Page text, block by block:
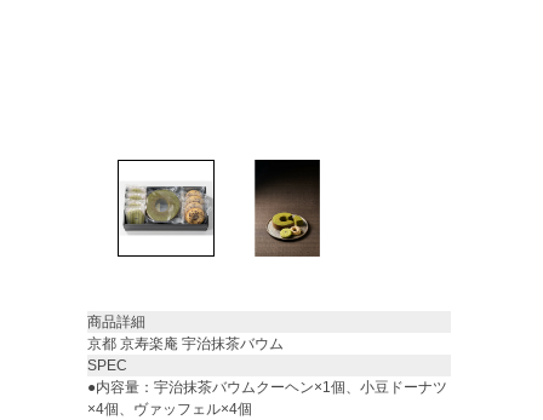
商品詳細
京都 京寿楽庵 宇治抹茶バウム
SPEC
●内容量：宇治抹茶バウムクーヘン×1個、小豆ドーナツ
×4個、ヴァッフェル×4個